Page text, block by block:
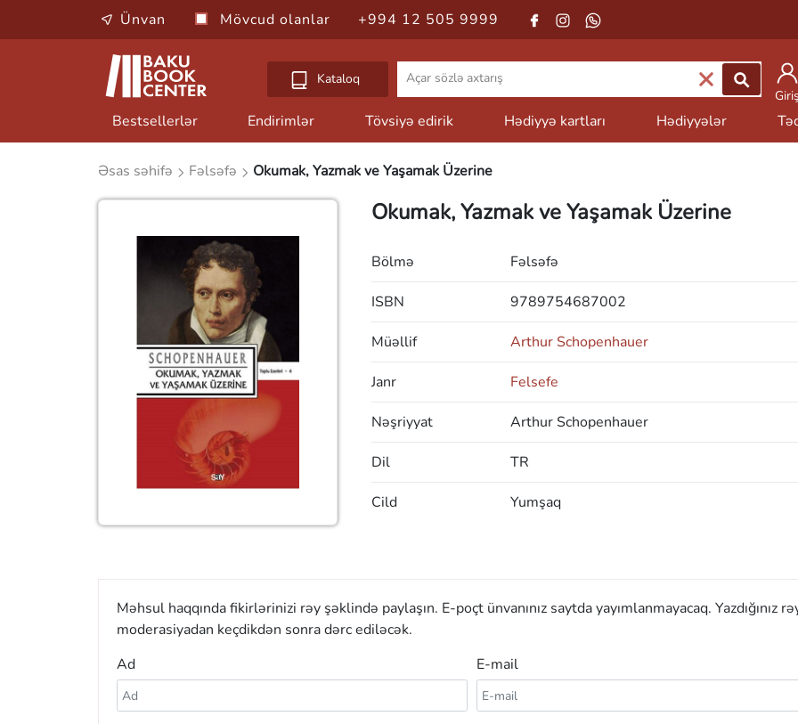
Ünvan Mövcud olanlar +994 12 505 9999
Kataloq
Bestsellerlər Endirimlər Tövsiyə edirik Hədiyyə kartları Hədiyyələr
Əsas səhifə Fəlsəfə Okumak, Yazmak ve Yaşamak Üzerine
Okumak, Yazmak ve Yaşamak Üzerine
Bölmə Fəlsəfə
ISBN 9789754687002
Müəllif Arthur Schopenhauer
Janr Felsefe
Nəşriyyat Arthur Schopenhauer
Dil TR
Cild Yumşaq
Məhsul haqqında fikirlərinizi rəy şəklində paylaşın. E-poçt ünvanınız saytda yayımlanmayacaq. Yazdığınız
moderasiyadan keçdikdən sonra dərc ediləcək.
Ad
E-mail